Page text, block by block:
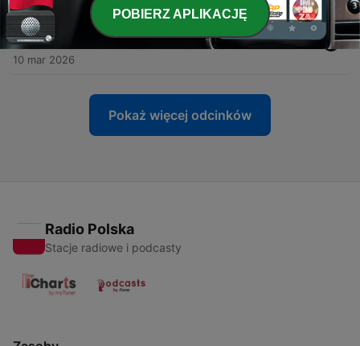
67 - T9E5. Relaciones. ¿Públicas, Internacionales,
privadas…? Con Laura Gómez del Campo
10 mar 2026
Pokaż więcej odcinków
Radio Polska
Stacje radiowe i podcasty
POBIERZ APLIKACJĘ